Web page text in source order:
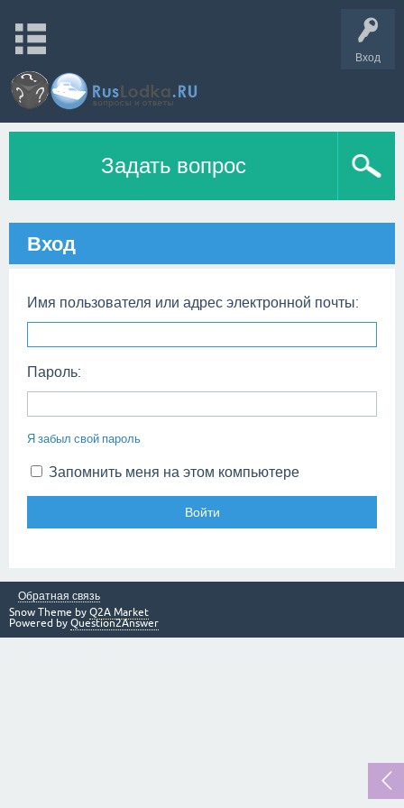
Вход
Задать вопрос
Вход
Имя пользователя или адрес электронной почты:
Пароль:
Я забыл свой пароль
Запомнить меня на этом компьютере
Обратная связь
Snow Theme by Q2A Market
Powered by Question2Answer